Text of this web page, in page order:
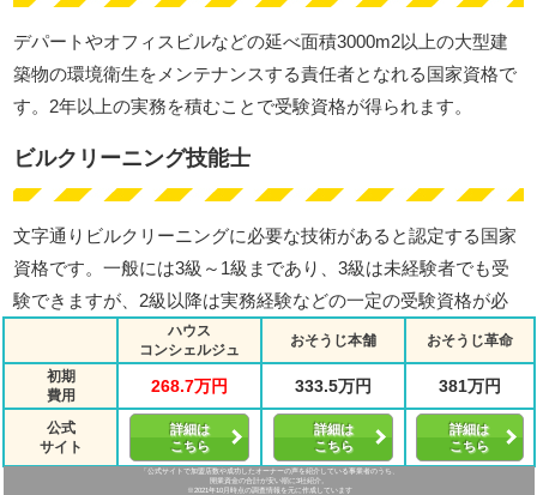
デパートやオフィスビルなどの延べ面積3000m2以上の大型建
築物の環境衛生をメンテナンスする責任者となれる国家資格で
す。2年以上の実務を積むことで受験資格が得られます。
ビルクリーニング技能士
文字通りビルクリーニングに必要な技術があると認定する国家
資格です。一般には3級～1級まであり、3級は未経験者でも受
験できますが、2級以降は実務経験などの一定の受験資格が必
清掃作業監督者
建築物の清掃作業の監督を行える国家資格で、上にあげた二つ
ハウス
コンシェルジュ
おそうじ本舗 おそうじ革命
初期
費用
268.7万円 333.5万円 381万円
公式
サイト
詳細は
こちら
詳細は
こちら
詳細は
こちら
「公式サイトで加盟店数や成功したオーナーの声を紹介している事業者のうち、
開業資金の合計が安い順に3社紹介。
※2021年10月時点の調査情報を元に作成しています